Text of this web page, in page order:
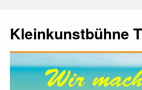
Kleinkunstbühne